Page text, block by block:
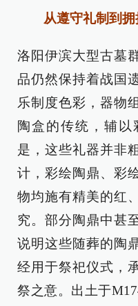
从遵守礼制到拥
洛阳伊滨大型古墓
品仍然保持着战国
乐制度色彩，器物
陶盒的传统，辅
是，这些礼器并非
计，彩绘陶鼎、彩
物均施有精美的红
究。部分陶鼎中甚
说明这些随葬的陶
经用于祭祀仪式，
祭之意。出土于